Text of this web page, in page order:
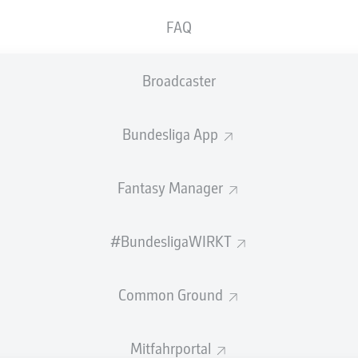
FAQ
Broadcaster
Bundesliga App
Fantasy Manager
#BundesligaWIRKT
Common Ground
Mitfahrportal
alle Infos zum Duell Eintracht Frankfurt gegen Borussia